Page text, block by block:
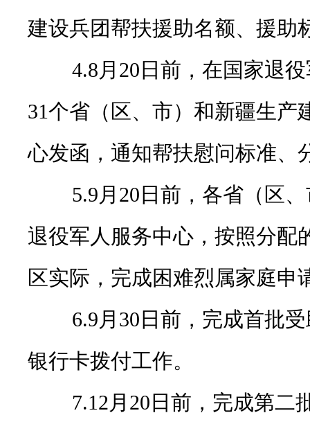
建设兵团帮扶援助名额、援助
4.8月20日前，在国家退役
31个省（区、市）和新疆生产
心发函，通知帮扶慰问标准、
5.9月20日前，各省（区、
退役军人服务中心，按照分配
区实际，完成困难烈属家庭申
6.9月30日前，完成首批受
银行卡拨付工作。
7.12月20日前，完成第二